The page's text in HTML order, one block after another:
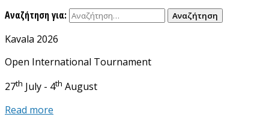
Αναζήτηση για:
Kavala 2026
Open International Tournament
27th July - 4th August
Read more